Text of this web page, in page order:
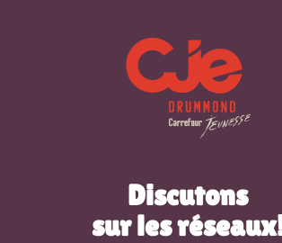
Discutons
sur les